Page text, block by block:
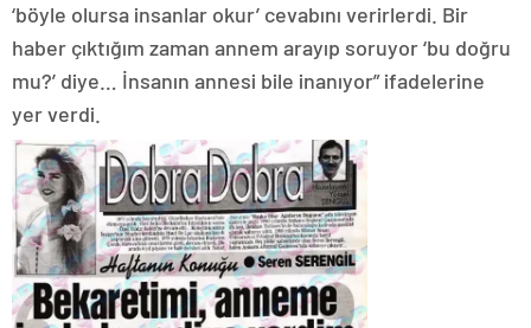
‘böyle olursa insanlar okur’ cevabını verirlerdi. Bir
haber çıktığım zaman annem arayıp soruyor ‘bu doğru
mu?’ diye… İnsanın annesi bile inanıyor” ifadelerine
yer verdi.